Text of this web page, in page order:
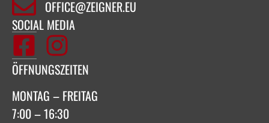
OFFICE@ZEIGNER.EU
SOCIAL MEDIA
ÖFFNUNGSZEITEN
MONTAG – FREITAG
7:00 – 16:30